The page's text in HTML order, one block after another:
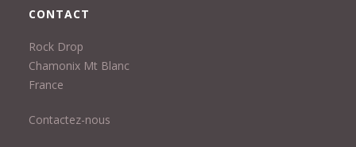
CONTACT
Rock Drop
Chamonix Mt Blanc
France
Contactez-nous